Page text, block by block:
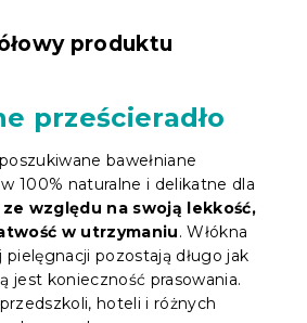
produktu
prześcieradło
bawełniane
100% naturalne i delikatne dla
względu na swoją lekkość,
w utrzymaniu. Włókna
pozostają długo jak
jest konieczność prasowania.
hoteli i różnych